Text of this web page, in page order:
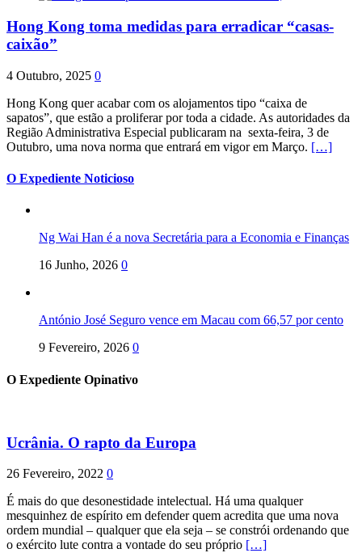
Hong Kong toma medidas para erradicar “casas-
caixão”
4 Outubro, 2025 0
Hong Kong quer acabar com os alojamentos tipo “caixa de
sapatos”, que estão a proliferar por toda a cidade. As autoridades da
Região Administrativa Especial publicaram na sexta-feira, 3 de
Outubro, uma nova norma que entrará em vigor em Março. […]
O Expediente Noticioso
Ng Wai Han é a nova Secretária para a Economia e Finanças
16 Junho, 2026 0
António José Seguro vence em Macau com 66,57 por cento
9 Fevereiro, 2026 0
O Expediente Opinativo
Ucrânia. O rapto da Europa
26 Fevereiro, 2022 0
É mais do que desonestidade intelectual. Há uma qualquer
mesquinhez de espírito em defender quem acredita que uma nova
ordem mundial – qualquer que ela seja – se constrói ordenando que
o exército lute contra a vontade do seu próprio […]